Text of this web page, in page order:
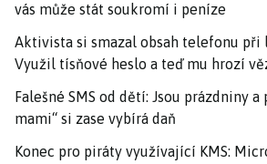
vás může stát soukromí i peníze
Aktivista si smazal obsah telefonu
Využil tísňové heslo a teď mu hrozí
Falešné SMS od dětí: Jsou prázdniny a
mami“ si zase vybírá daň
Konec pro piráty využívající KMS: